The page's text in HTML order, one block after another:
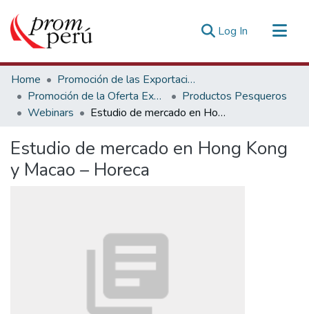
Log In (current)
Communities & Collections
All of DSpace
Statistics
Home
Promoción de las Exportaciones
Promoción de la Oferta Exportable
Productos Pesqueros
Webinars
Estudio de mercado en Hong Kong y Macao – Horeca
Estudio de mercado en Hong Kong
y Macao – Horeca